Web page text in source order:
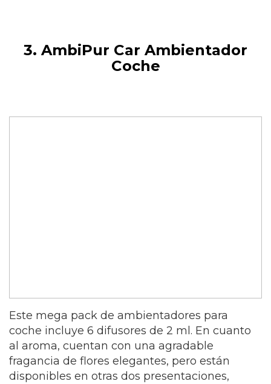
3. AmbiPur Car Ambientador
Coche
Este mega pack de ambientadores para
coche incluye 6 difusores de 2 ml. En cuanto
al aroma, cuentan con una agradable
fragancia de flores elegantes, pero están
disponibles en otras dos presentaciones,